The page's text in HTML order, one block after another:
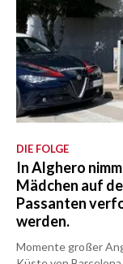
DIE FOLGE
In Alghero
Mädchen auf
Passanten
werden.
Momente großer